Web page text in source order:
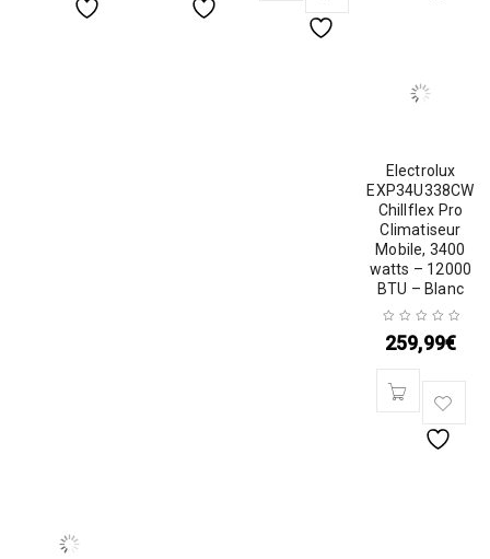
Electrolux
EXP34U338CW
Chillflex Pro
Climatiseur
Mobile, 3400
watts – 12000
BTU – Blanc
259,99€